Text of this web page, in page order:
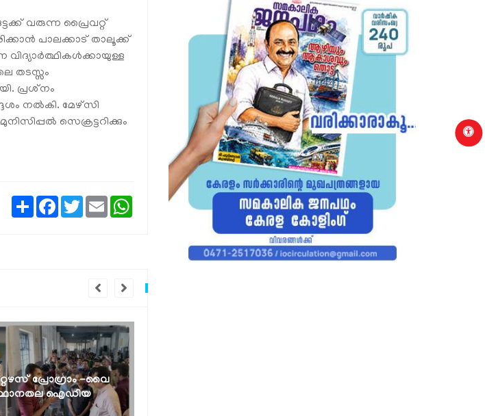
വരുന്ന പ്രൈവറ്റ്
പാലക്കാട് താലൂക്ക്
തടസ്സം
പ്രശ്‌നം
നല്‍കി. മേഴ്‌സി
സെക്രട്ടറിക്കും
ShareFacebook
TwitterEmail WhatsApp
ജനസംഖ്യാ വാരാചരണം:
സെമിനാറും